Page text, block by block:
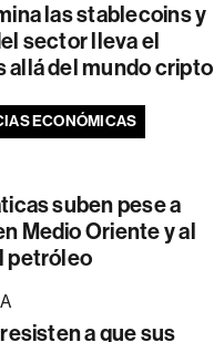
las stablecoins y
sector lleva el
allá del mundo cripto
ECONÓMICAS
suben pese a
Medio Oriente y al
petróleo
a que sus